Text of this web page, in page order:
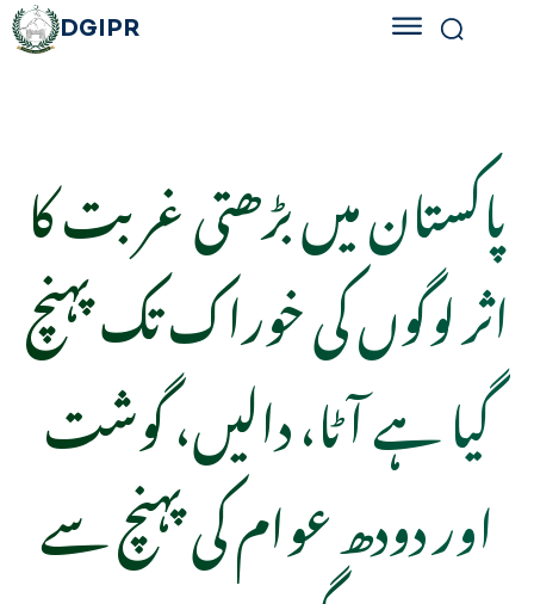
DGIPR
‏پاکستان میں بڑھتی غربت کا
اثر لوگوں کی خوراک تک پہنچ
گیا ہے آٹا، دالیں، گوشت
اور دودھ عوام کی پہنچ سے